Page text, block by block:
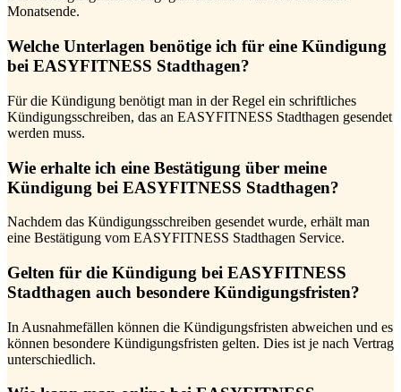
Monatsende.
Welche Unterlagen benötige ich für eine Kündigung
bei EASYFITNESS Stadthagen?
Für die Kündigung benötigt man in der Regel ein schriftliches
Kündigungsschreiben, das an EASYFITNESS Stadthagen gesendet
werden muss.
Wie erhalte ich eine Bestätigung über meine
Kündigung bei EASYFITNESS Stadthagen?
Nachdem das Kündigungsschreiben gesendet wurde, erhält man
eine Bestätigung vom EASYFITNESS Stadthagen Service.
Gelten für die Kündigung bei EASYFITNESS
Stadthagen auch besondere Kündigungsfristen?
In Ausnahmefällen können die Kündigungsfristen abweichen und es
können besondere Kündigungsfristen gelten. Dies ist je nach Vertrag
unterschiedlich.